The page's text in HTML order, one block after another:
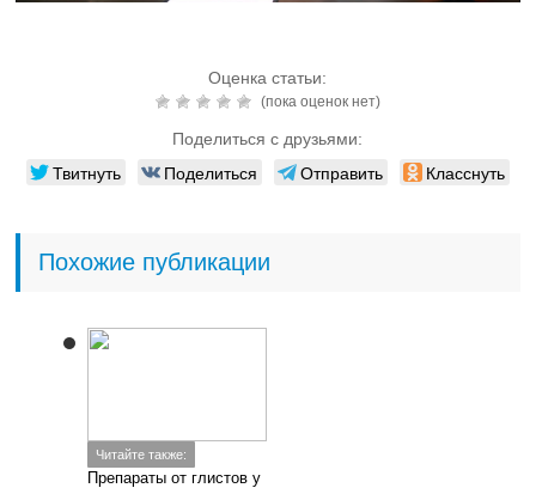
Оценка статьи:
(пока оценок нет)
Поделиться с друзьями:
Твитнуть Поделиться Отправить Класснуть
Похожие публикации
Читайте также:
Препараты от глистов у